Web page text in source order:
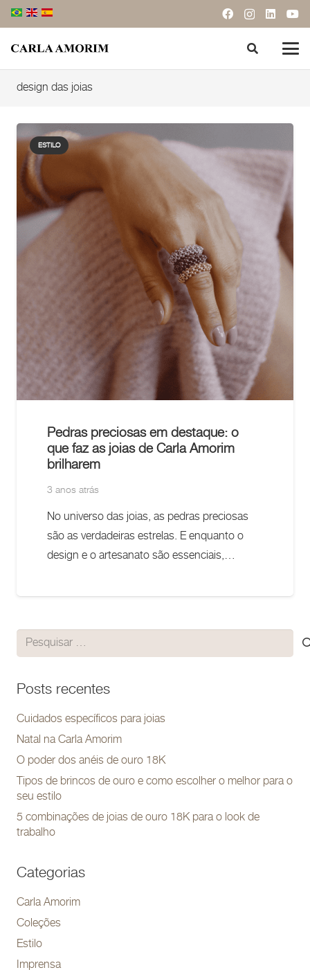
design das joias
ESTILO
Pedras preciosas em destaque: o
que faz as joias de Carla Amorim
brilharem
3 anos atrás
No universo das joias, as pedras preciosas
são as verdadeiras estrelas. E enquanto o
design e o artesanato são essenciais,…
Pesquisar
por:
Posts recentes
Cuidados específicos para joias
Natal na Carla Amorim
O poder dos anéis de ouro 18K
Tipos de brincos de ouro e como escolher o melhor para o
seu estilo
5 combinações de joias de ouro 18K para o look de
trabalho
Categorias
Carla Amorim
Coleções
Estilo
Imprensa